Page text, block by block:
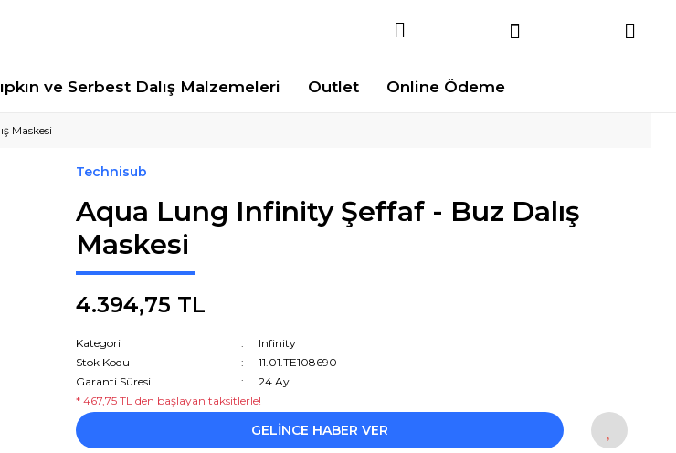
ve Serbest Dalış Malzemeleri Outlet Online Ödeme
Maskesi
Technisub
Aqua Lung Infinity Şeffaf - Buz Dalış
Maskesi
4.394,75 TL
Kategori
Infinity
Stok Kodu
11.01.TE108690
Garanti Süresi
24 Ay
* 467,75 TL den başlayan taksitlerle!
GELİNCE HABER VER